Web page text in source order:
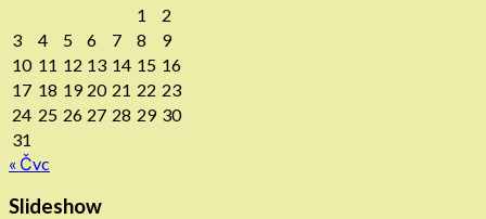
1
2
3
4 5 6 7 8
9
10 11 12 13 14 15 16
17 18 19 20 21 22 23
24 25 26 27 28 29 30
31
« Čvc
Slideshow